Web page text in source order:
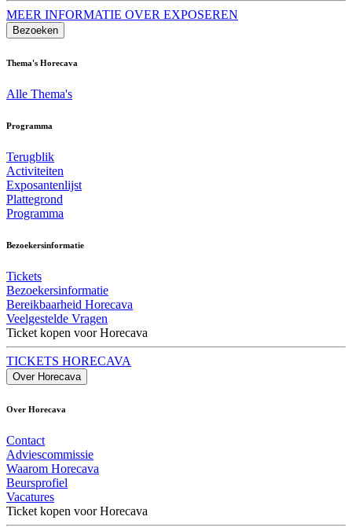
MEER INFORMATIE OVER EXPOSEREN
Bezoeken
Thema's Horecava
Alle Thema's
Programma
Terugblik
Activiteiten
Exposantenlijst
Plattegrond
Programma
Bezoekersinformatie
Tickets
Bezoekersinformatie
Bereikbaarheid Horecava
Veelgestelde Vragen
Ticket kopen voor Horecava
TICKETS HORECAVA
Over Horecava
Over Horecava
Contact
Adviescommissie
Waarom Horecava
Beursprofiel
Vacatures
Ticket kopen voor Horecava